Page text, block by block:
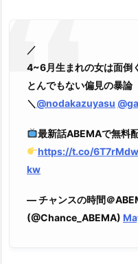
／
4~6月生まれの女は面倒
とんでもない偏見の暴論
＼ @nodakazuyasu
最新話ABEMAで無料
https://t.co/
kw
— チャンスの時間＠
(@Chance_ABEMA)